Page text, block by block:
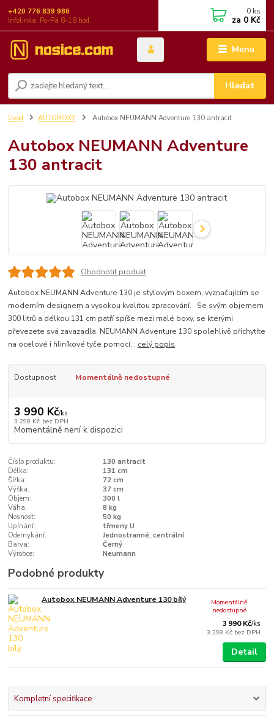
Menu
Hledat
+420 776 839 986
Infolinka: Po-Pá 8-18 hod.
0 ks
za 0 Kč
Úvod AUTOBOXY Autobox NEUMANN Adventure 130 antracit
Autobox NEUMANN Adventure
130 antracit
Ohodnotit produkt
Autobox NEUMANN Adventure 130 je stylovým boxem, vyznačujícím se
moderním designem a vysokou kvalitou zpracování. Se svým objemem
300 litrů a délkou 131 cm patří spíše mezi malé boxy, se kterými
převezete svá zavazadla. NEUMANN Adventure 130 spolehlivě přichytíte
na ocelové i hliníkové tyče pomocí... celý popis
Dostupnost Momentálně nedostupné
3 990 Kč/ks
3 298 Kč bez DPH
Momentálně není k dispozici
Číslo produktu:
130 antracit
Délka:
131 cm
Šířka:
72 cm
Výška:
37 cm
Objem:
300 l
Váha:
8 kg
Nosnost:
50 kg
Upínání:
třmeny U
Odemykání:
Jednostranné, centrální
Barva:
Černý
Výrobce:
Neumann
Podobné produkty
Autobox NEUMANN Adventure 130 bílý
3 990 Kč/ks
3 298 Kč bez DPH
Momentálně
nedostupné
Detail
Kompletní specifikace